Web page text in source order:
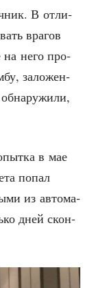
В отли­
вра­гов
на него про­
зало­жен­
в мае
попал
из авто­ма­
дней скон­